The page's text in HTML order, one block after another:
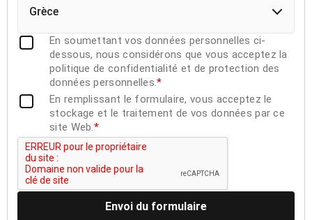
Grèce
En soumettant vos données personnelles ci-
dessous, nous considérons que vous acceptez la
politique de confidentialité et de protection des
données personnelles.*
En remplissant le formulaire, vous acceptez le
stockage et le traitement de vos données par ce
site Web.*
Envoi du formulaire